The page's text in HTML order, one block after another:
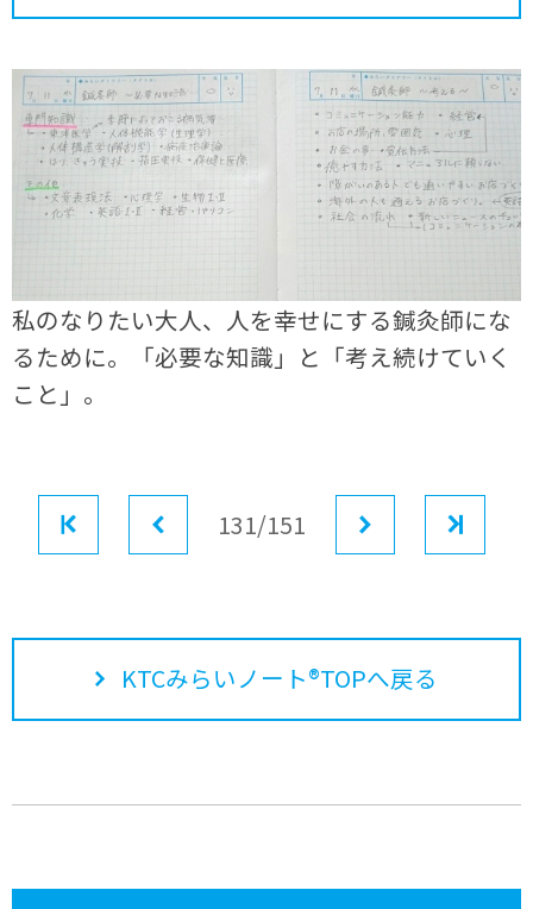
私のなりたい大人、人を幸せにする鍼灸師にな
るために。「必要な知識」と「考え続けていく
こと」。
前へ131/151
KTCみらいノート®TOPへ戻る